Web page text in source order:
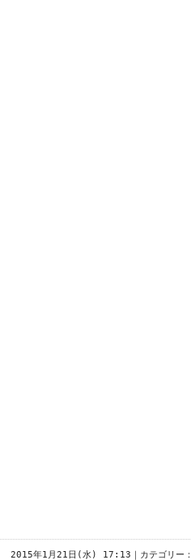
2015年1月21日(水) 17:13｜カテゴリー：